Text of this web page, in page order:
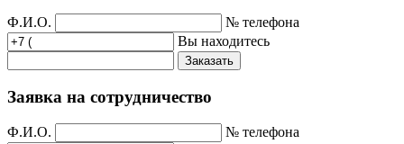
Ф.И.О.
№ телефона
Вы находитесь
Заказать
Заявка на сотрудничество
Ф.И.О.
№ телефона